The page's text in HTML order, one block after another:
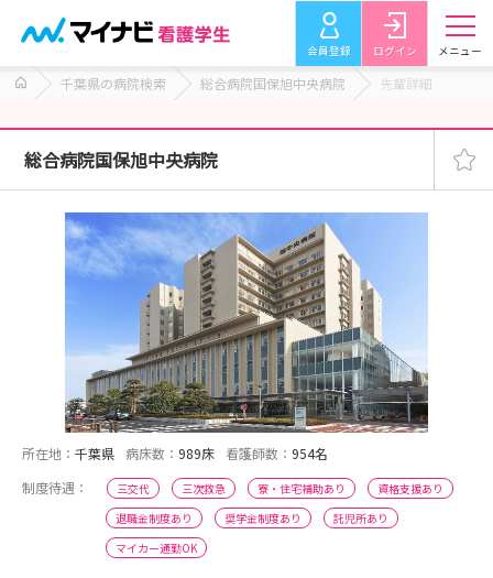
会員登録 ログイン メニュー
千葉県の病院検索 総合病院国保旭中央病院 先輩詳細
総合病院国保旭中央病院
所在地： 千葉県 病床数： 989床 看護師数： 954名
制度待遇：
三交代 三次救急 寮・住宅補助あり
資格支援あり
退職金制度あり
奨学金制度あり
託児所あり
マイカー通勤OK